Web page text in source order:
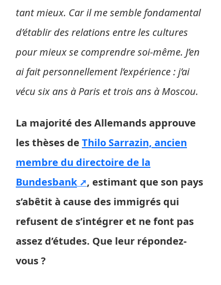
tant mieux. Car il me semble fondamental
d’établir des relations entre les cultures
pour mieux se comprendre soi-même. J’en
ai fait personnellement l’expérience : j’ai
vécu six ans à Paris et trois ans à Moscou.
La majorité des Allemands approuve
les thèses de Thilo Sarrazin, ancien
membre du directoire de la
Bundesbank
, estimant que son pays
s’abêtit à cause des immigrés qui
refusent de s’intégrer et ne font pas
assez d’études. Que leur répondez-
vous ?